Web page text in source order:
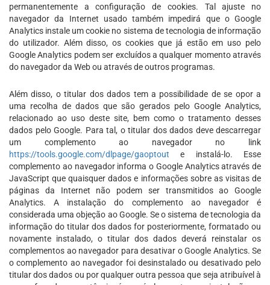
permanentemente a configuração de cookies. Tal ajuste no
navegador da Internet usado também impedirá que o Google
Analytics instale um cookie no sistema de tecnologia de informação
do utilizador. Além disso, os cookies que já estão em uso pelo
Google Analytics podem ser excluídos a qualquer momento através
do navegador da Web ou através de outros programas.
Além disso, o titular dos dados tem a possibilidade de se opor a
uma recolha de dados que são gerados pelo Google Analytics,
relacionado ao uso deste site, bem como o tratamento desses
dados pelo Google. Para tal, o titular dos dados deve descarregar
um complemento ao navegador no link
https://tools.google.com/dlpage/gaoptout e instalá-lo. Esse
complemento ao navegador informa o Google Analytics através de
JavaScript que quaisquer dados e informações sobre as visitas de
páginas da Internet não podem ser transmitidos ao Google
Analytics. A instalação do complemento ao navegador é
considerada uma objeção ao Google. Se o sistema de tecnologia da
informação do titular dos dados for posteriormente, formatado ou
novamente instalado, o titular dos dados deverá reinstalar os
complementos ao navegador para desativar o Google Analytics. Se
o complemento ao navegador foi desinstalado ou desativado pelo
titular dos dados ou por qualquer outra pessoa que seja atribuível à